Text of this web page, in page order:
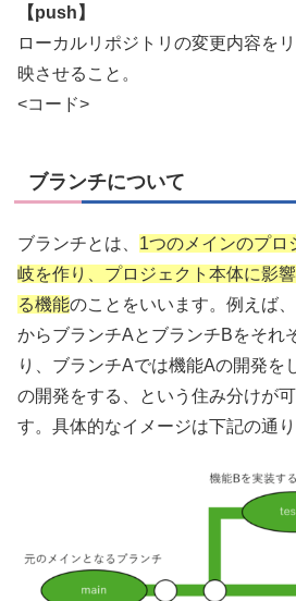
【push】
ローカルリポジトリの変更内容を
映させること。
<コード>
ブランチについて
ブランチとは、 1つのメインのプロ
岐を作り、プロジェクト本体に影
る機能のことをいいます。例えば
からブランチAとブランチBをそれ
り、ブランチAでは機能Aの開発を
の開発をする、という住み分けが
す。具体的なイメージは下記の通り